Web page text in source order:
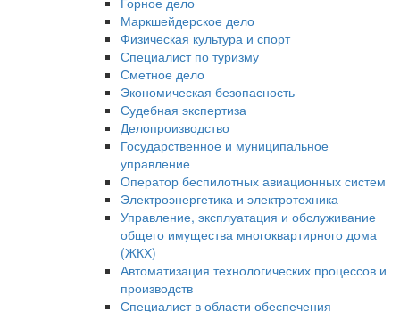
Маркшейдерское дело
Физическая культура и спорт
Специалист по туризму
Сметное дело
Экономическая безопасность
Судебная экспертиза
Делопроизводство
Государственное и муниципальное
управление
Оператор беспилотных авиационных систем
Электроэнергетика и электротехника
Управление, эксплуатация и обслуживание
общего имущества многоквартирного дома
(ЖКХ)
Автоматизация технологических процессов и
производств
Специалист в области обеспечения